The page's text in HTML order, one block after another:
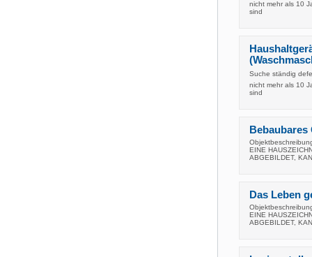
nicht mehr als 10
sind
Suche ständig
nicht mehr als 10
sind
EINE
ABGEBILDET,
Das Leben
EINE
ABGEBILDET,